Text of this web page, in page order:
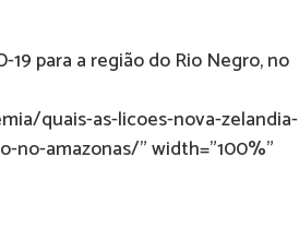
para a região do Rio Negro, no
quais-as-licoes-nova-zelandia-
no-amazonas/" width="100%"